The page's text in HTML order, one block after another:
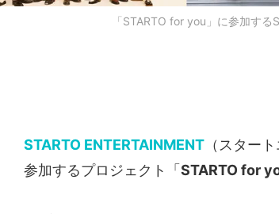
「STARTO for you」に参加す
STARTO ENTERTAINMENT （スター
参加するプロジェクト「 STARTO for